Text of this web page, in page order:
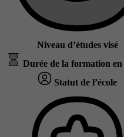
Niveau d’études visé
Durée de la formation en
Statut de l’école